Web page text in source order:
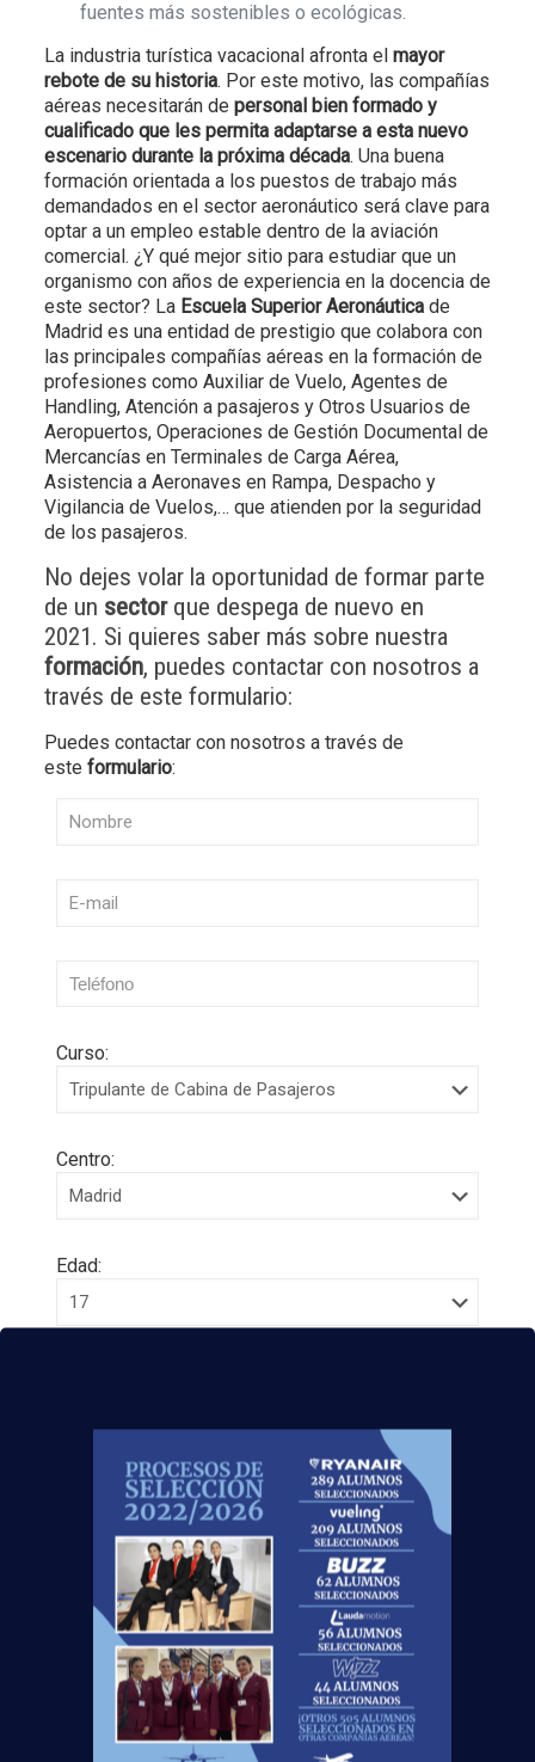
fuentes más sostenibles o ecológicas.
La industria turística vacacional afronta el mayor
rebote de su historia. Por este motivo, las compañías
aéreas necesitarán de personal bien formado y
cualificado que les permita adaptarse a esta nuevo
escenario durante la próxima década. Una buena
formación orientada a los puestos de trabajo más
demandados en el sector aeronáutico será clave para
optar a un empleo estable dentro de la aviación
comercial. ¿Y qué mejor sitio para estudiar que un
organismo con años de experiencia en la docencia de
este sector? La Escuela Superior Aeronáuticade
Madrid es una entidad de prestigio que colabora con
las principales compañías aéreas en la formación de
profesiones como Auxiliar de Vuelo, Agentes de
Handling, Atención a pasajeros y Otros Usuarios de
Aeropuertos, Operaciones de Gestión Documental de
Mercancías en Terminales de Carga Aérea,
Asistencia a Aeronaves en Rampa, Despacho y
Vigilancia de Vuelos,… que atienden por la seguridad
de los pasajeros.
No dejes volar la oportunidad de formar parte
de un sectorque despega de nuevo en
2021. Si quieres saber más sobre nuestra
formación, puedes contactar con nosotros a
través de este formulario:
Puedes contactar con nosotros a través de
este formulario:
Curso:
Centro:
Edad:
le informa que tratará los datos personales que
facilite con la finalidad de gestionar su consulta y
darle respuesta. Puede ejercer sus derechos de
protección de datos a través del e-mail
escuelasuperioraeronautica.com. Para más
información, por favor, consulte nuestraPolítica de
Privacidad.
¡Nos vemosvolando en 2021!